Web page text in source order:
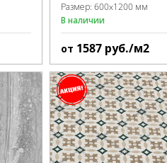
Размер: 600x1200 мм
В наличии
от 1587 руб./м2